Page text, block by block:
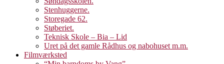
Stenhuggerne.
Storegade 62.
Støberiet.
Teknisk Skole – Bia – Lid
Uret på det gamle Rådhus og nabohuset m.m.
Filmværksted